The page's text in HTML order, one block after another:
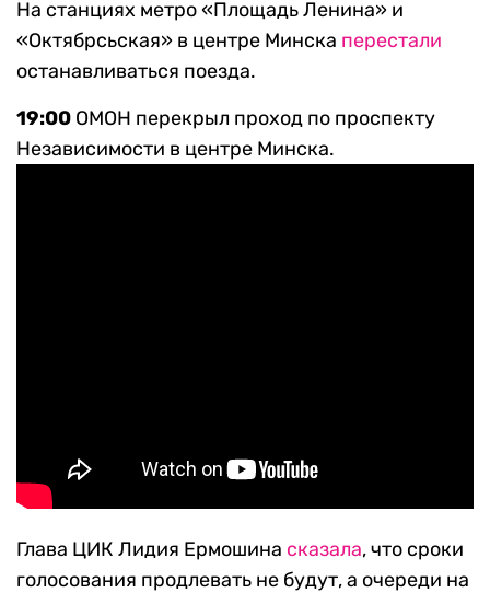
На станциях метро «Площадь Ленина» и
«Октябрсьская» в центре Минска перестали
останавливаться поезда.
19:00 ОМОН перекрыл проход по проспекту
Независимости в центре Минска.
Глава ЦИК Лидия Ермошина сказала, что сроки
голосования продлевать не будут, а очереди на